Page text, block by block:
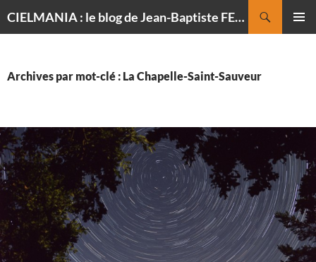
CIELMANIA : le blog de Jean-Baptiste FELDMANN, photographe du ciel
Archives par mot-clé : La Chapelle-Saint-Sauveur